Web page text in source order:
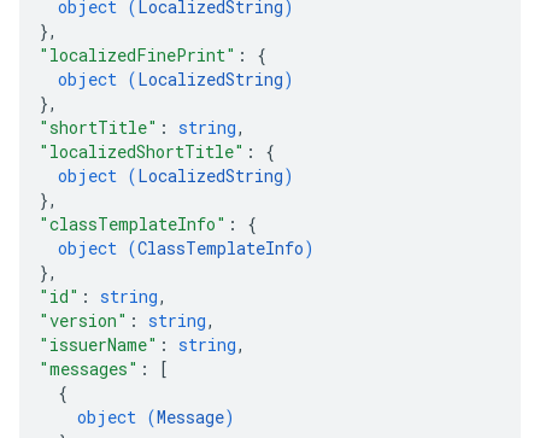
object (LocalizedString)
},
"localizedFinePrint" : {
object (LocalizedString)
},
"shortTitle" : string,
"localizedShortTitle" : {
object (LocalizedString)
},
"classTemplateInfo" : {
object (ClassTemplateInfo)
},
"id" : string,
"version" : string,
"issuerName" : string,
"messages" :
[
{
object (Message)